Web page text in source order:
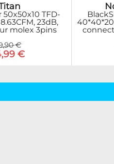
TFD-
23dB,
molex 3pins
€
€